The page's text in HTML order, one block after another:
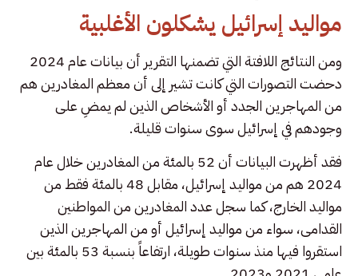
مواليد إسرائيل يشكلون الأغلبية
ومن النتائج اللافتة التي تضمنها التقرير أن بيانات عام 2024
دحضت التصورات التي كانت تشير إلى أن معظم المغادرين هم
من المهاجرين الجدد أو الأشخاص الذين لم يمضِ على
وجودهم في إسرائيل سوى سنوات قليلة.
فقد أظهرت البيانات أن 52 بالمئة من المغادرين خلال عام
2024 هم من مواليد إسرائيل، مقابل 48 بالمئة فقط من
مواليد الخارج، كما سجل عدد المغادرين من المواطنين
القدامى، سواء من مواليد إسرائيل أو من المهاجرين الذين
استقروا فيها منذ سنوات طويلة، ارتفاعاً بنسبة 53 بالمئة بين